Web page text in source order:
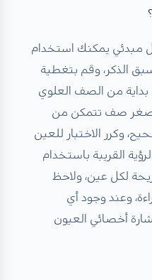
مبدئي يمكنك استخدام
الذكر، وقم بتغطية
بداية من الصف العلوي
أصغر صف تتمكن من
وكرر الاختبار للعين
القريبة باستخدام
لكل عين، ولاحظ
وعند وجود أي
أخصائي العيون